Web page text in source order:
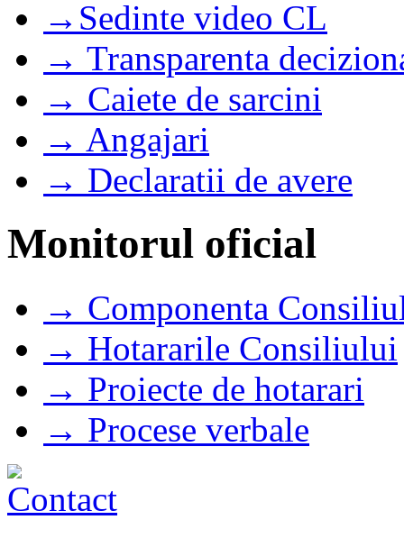
→Sedinte video CL
→ Transparenta
→ Caiete de sarcini
→ Angajari
→ Declaratii de avere
Monitorul oficial
→ Componenta
→ Hotararile Consiliului
→ Proiecte de hotarari
→ Procese verbale